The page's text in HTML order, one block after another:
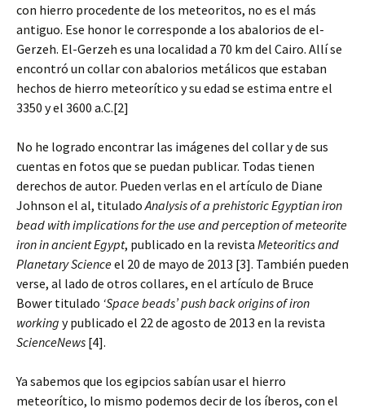
con hierro procedente de los meteoritos, no es el más
antiguo. Ese honor le corresponde a los abalorios de el-
Gerzeh. El-Gerzeh es una localidad a 70 km del Cairo. Allí se
encontró un collar con abalorios metálicos que estaban
hechos de hierro meteorítico y su edad se estima entre el
3350 y el 3600 a.C.[2]
No he logrado encontrar las imágenes del collar y de sus
cuentas en fotos que se puedan publicar. Todas tienen
derechos de autor. Pueden verlas en el artículo de Diane
Johnson el al, tituladoAnalysis of a prehistoric Egyptian iron
bead with implications for the use and perception of meteorite
iron in ancient Egypt, publicado en la revista Meteoritics and
Planetary Scienceel 20 de mayo de 2013 [3]. También pueden
verse, al lado de otros collares, en el artículo de Bruce
Bower titulado ‘Space beads’ push back origins of iron
working y publicado el 22 de agosto de 2013 en la revista
ScienceNews [4].
Ya sabemos que los egipcios sabían usar el hierro
meteorítico, lo mismo podemos decir de los íberos, con el